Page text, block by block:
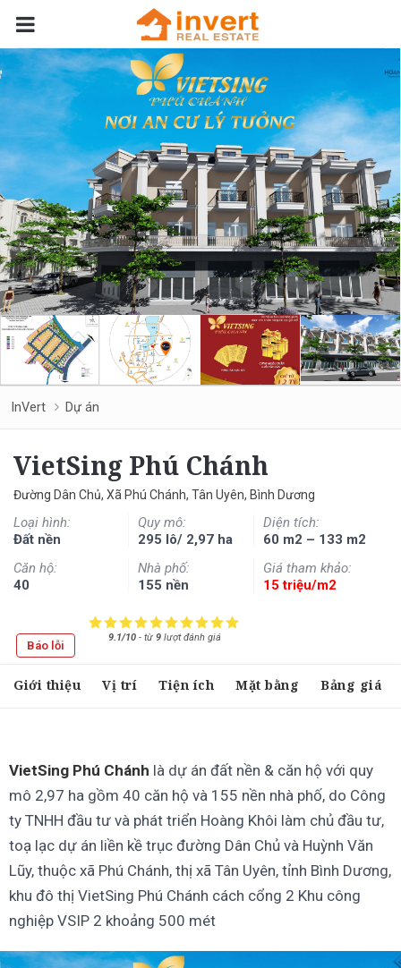
InVert Dự án
VietSing Phú Chánh
Đường Dân Chủ, Xã Phú Chánh, Tân Uyên, Bình Dương
Loại hình:
Đất nền
Quy mô:
295 lô/ 2,97 ha
Diện tích:
60 m2 – 133 m2
Căn hộ:
40
Nhà phố:
155 nền
Giá tham khảo:
15 triệu/m2
Báo lỗi
9.1/10 - từ 9 lượt đánh giá
Giới thiệu Vị trí Tiện ích Mặt bằng Bảng giá
VietSing Phú Chánh là dự án đất nền & căn hộ với quy
mô 2,97 ha gồm 40 căn hộ và 155 nền nhà phố, do Công
ty TNHH đầu tư và phát triển Hoàng Khôi làm chủ đầu tư,
toạ lạc dự án liền kề trục đường Dân Chủ và Huỳnh Văn
Lũy, thuộc xã Phú Chánh, thị xã Tân Uyên, tỉnh Bình Dương,
khu đô thị VietSing Phú Chánh cách cổng 2 Khu công
nghiệp VSIP 2 khoảng 500 mét